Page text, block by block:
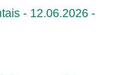
- 12.06.2026 -